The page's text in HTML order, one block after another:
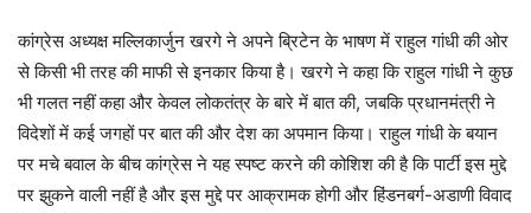
कांग्रेस अध्यक्ष मल्लिकार्जुन खरगे ने अपने ब्रिटेन के भाषण में राहुल गांधी की ओर
से किसी भी तरह की माफी से इनकार किया है। खरगे ने कहा कि राहुल गांधी ने कुछ
भी गलत नहीं कहा और केवल लोकतंत्र के बारे में बात की, जबकि प्रधानमंत्री ने
विदेशों में कई जगहों पर बात की और देश का अपमान किया। राहुल गांधी के बयान
पर मचे बवाल के बीच कांग्रेस ने यह स्पष्ट करने की कोशिश की है कि पार्टी इस मुद्दे
पर झुकने वाली नहीं है और इस मुद्दे पर आक्रामक होगी और हिंडनबर्ग-अडाणी विवाद